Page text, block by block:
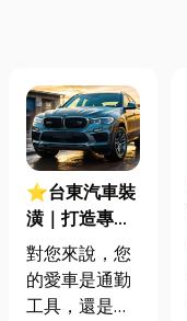
⭐台東汽車裝
潢｜打造專屬
移動城堡！汽
車內裝改造風
格全解析
對您來說，您
的愛車是通勤
工具，還是展